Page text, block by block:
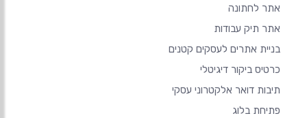
אתר לחתונה
אתר תיק עבודות
בניית אתרים לעסקים קטנים
כרטיס ביקור דיגיטלי
תיבות דואר אלקטרוני עסקי
פתיחת בלוג